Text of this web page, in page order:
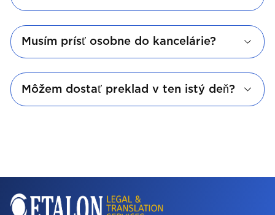
Musím prísť osobne do kancelárie?
Môžem dostať preklad v ten istý deň?